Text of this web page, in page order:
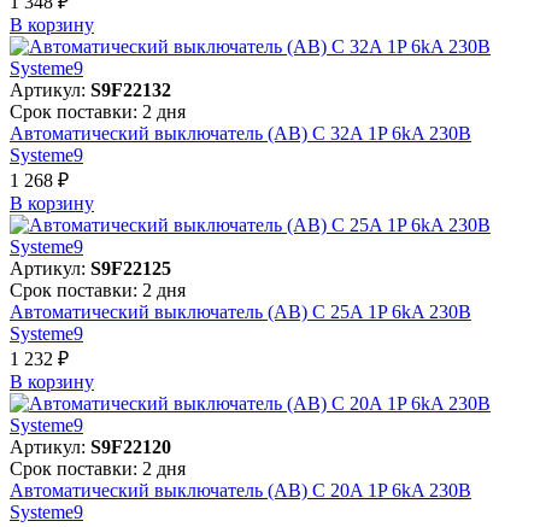
В корзинy
Артикул: S9F22132
Срок поставки: 2 дня
Автоматический выключатель (АВ) C 32A 1P 6kA 230В
Systeme9
1 268 ₽
В корзинy
Артикул: S9F22125
Срок поставки: 2 дня
Автоматический выключатель (АВ) C 25A 1P 6kA 230В
Systeme9
1 232 ₽
В корзинy
Артикул: S9F22120
Срок поставки: 2 дня
Автоматический выключатель (АВ) C 20A 1P 6kA 230В
Systeme9